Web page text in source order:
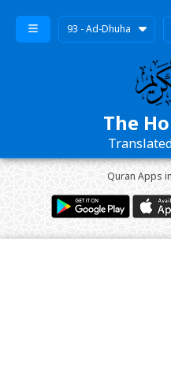
93 - Ad-Dhuha
The
Quran Apps